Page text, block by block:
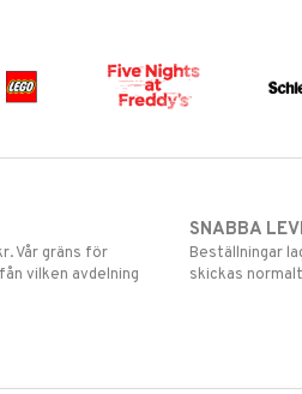
Vår gräns för
vilken avdelning
SNABBA
Beställningar
skickas